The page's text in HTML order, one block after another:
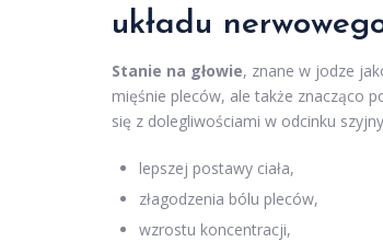
układu
Stanie na głowie, znane w jodze
mięśnie pleców, ale także znacząco
się z dolegliwościami w odcinku
lepszej postawy ciała,
złagodzenia bólu pleców,
wzrostu koncentracji,